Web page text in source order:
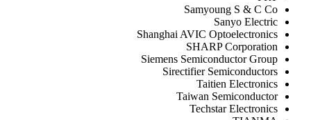
Samyoung S & C Co
Sanyo Electric
Shanghai AVIC Optoelectronics
SHARP Corporation
Siemens Semiconductor Group
Sirectifier Semiconductors
Taitien Electronics
Taiwan Semiconductor
Techstar Electronics